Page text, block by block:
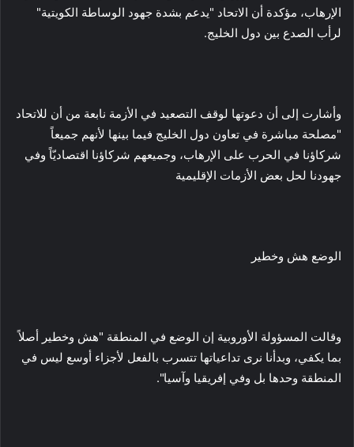
الإرهاب، مؤكدة أن الاتحاد "يدعم بشدة جهود الوساطة الكويتية"
لرأب الصدع بين دول الخليج.
وأشارت إلى أن دعوتها لوقف التصعيد في الأزمة نابعة من أن للاتحاد
"مصلحة مباشرة في تعاون دول الخليج فيما بينها لأنهم جميعاً
شركاؤنا في الحرب على الإرهاب، وجميعهم شركاؤنا اقتصاديّاً وفي
جهودنا لحل بعض الأزمات الإقليمية
الوضع هش وخطير
وقالت المسؤولة الأوروبية إن الوضع في المنطقة "هش وخطير أصلاً
بما يكفي، وبدأنا نرى تداعياتها تتسرب بالفعل لأجزاء أوسع ليس في
المنطقة وحدها بل وفي إفريقيا وآسيا".